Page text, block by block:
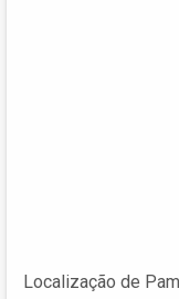
Localização de